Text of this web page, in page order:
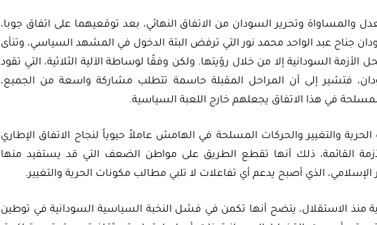
والمساواة وتحرير السودان من الاتفاق النهائي، بعد توقعيهما على اتفاق جوبا،
جناح عبد الواحد محمد نور التي ترفض البتة الدخول في المشهد السياسي، وتنأى
السودانية إلا من خلال رؤيتها. ولكن وفقًا لوساطة الآلية الثلاثية، التي تقود
فتشير إلى أن المراحل المقبلة حاسمة تتطلب مشاركة واسعة من الجميع،
في هذا الاتفاق يجعلهم خارج اللعبة السياسية.
والتغيير والحركات المسلحة في الهامش عاملاً حيوياً لنجاح الاتفاق الإطاري
القائمة، ذلك أنها تقطع الطريق على مواطن الضعف التي قد يستفيد منها
الذي أصبح يدعم أي تفاعلات لا تلبي مطالب مكونات الحرية والتغيير.
منذ الاستقلال، يتضح أنها تكمن في فشل النخبة السياسية السودانية في توطين